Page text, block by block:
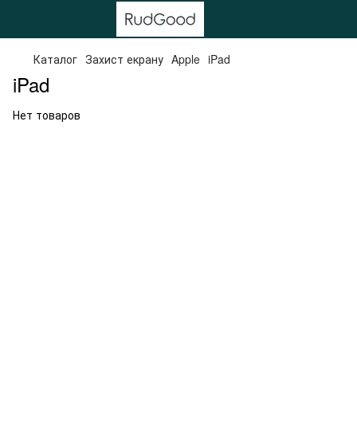
Каталог Захист екрану Apple iPad
iPad
Нет товаров